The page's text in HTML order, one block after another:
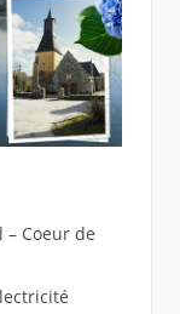
– Coeur de